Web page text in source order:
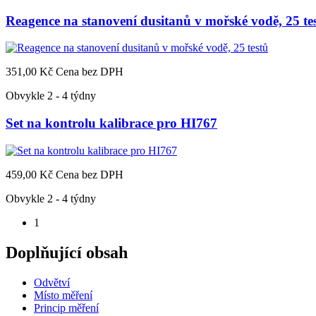
Reagence na stanovení dusitanů v mořské vodě, 25
351,00 Kč Cena bez DPH
Obvykle 2 - 4 týdny
Set na kontrolu kalibrace pro HI767
459,00 Kč Cena bez DPH
Obvykle 2 - 4 týdny
1
Doplňující obsah
Odvětví
Místo měření
Princip měření